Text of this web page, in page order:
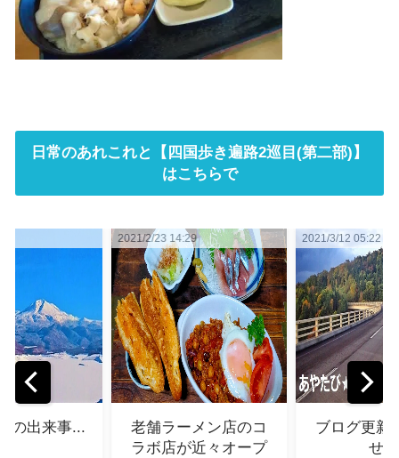
日常のあれこれと【四国歩き遍路2巡目(第二部)】
はこちらで
メン店のコ
2021/3/12 05:22
ブログ更新のお知ら
せ...
2021/2/26 11:32
note始め